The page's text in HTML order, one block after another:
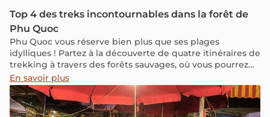
Top 4 des treks incontournables dans la forêt de
Phu Quoc
Phu Quoc vous réserve bien plus que ses plages
idylliques ! Partez à la découverte de quatre itinéraires de
trekking à travers des forêts sauvages, où vous pourrez
traverser des ruisseaux, vous enfoncer dans la jungle,
explorer des grottes et contempler des paysages
naturels d'une grande diversité.
En savoir plus